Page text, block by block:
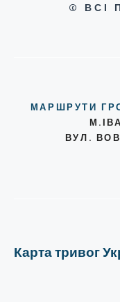
© ВСІ
МАРШРУТИ
ВУЛ.
Карта тривог